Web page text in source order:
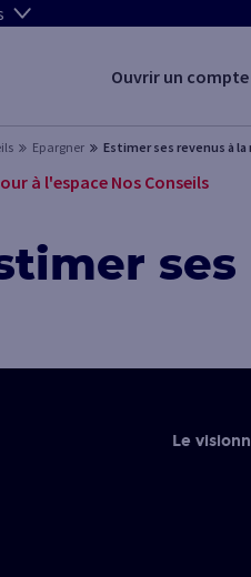
Ouvrir un compte
Epargner Estimer ses revenus à
à l'espace Nos Conseils
Le